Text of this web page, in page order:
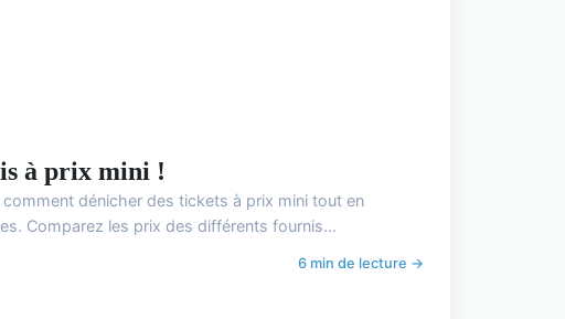
à prix mini !
dénicher des tickets à prix mini tout en
Comparez les prix des différents fournis...
6 min de lecture →